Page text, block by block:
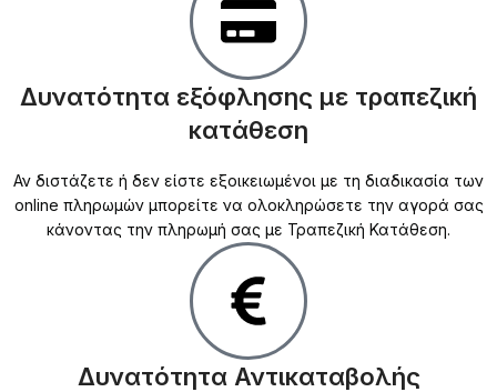
Δυνατότητα εξόφλησης με τραπεζική
κατάθεση
Αν διστάζετε ή δεν είστε εξοικειωμένοι με τη διαδικασία των
online πληρωμών μπορείτε να ολοκληρώσετε την αγορά σας
κάνοντας την πληρωμή σας με Τραπεζική Κατάθεση.
Δυνατότητα Αντικαταβολής